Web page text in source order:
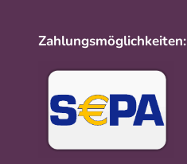
Zahlungsmöglichkeiten: